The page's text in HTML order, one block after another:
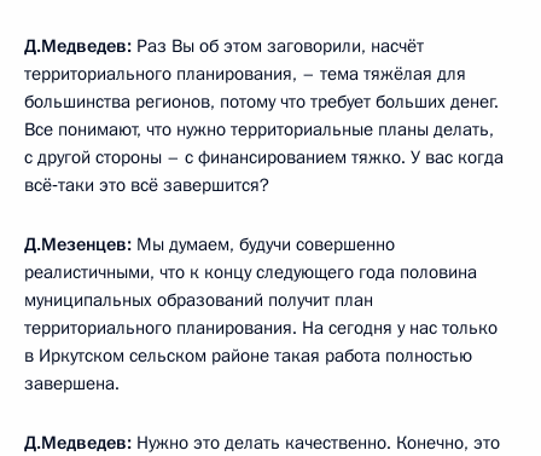
Д.Медведев: Раз Вы об этом заговорили, насчёт
территориального планирования, – тема тяжёлая для
большинства регионов, потому что требует больших денег.
Все понимают, что нужно территориальные планы делать,
с другой стороны – с финансированием тяжко. У вас когда
всё‑таки это всё завершится?
Д.Мезенцев: Мы думаем, будучи совершенно
реалистичными, что к концу следующего года половина
муниципальных образований получит план
территориального планирования. На сегодня у нас только
в Иркутском сельском районе такая работа полностью
завершена.
Д.Медведев: Нужно это делать качественно. Конечно, это